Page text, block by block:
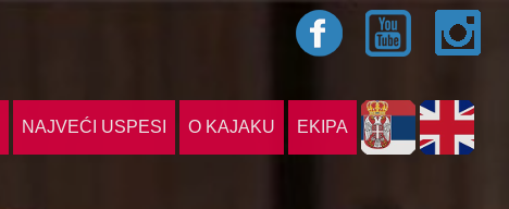
NAJVEĆI USPESI O KAJAKU EKIPA